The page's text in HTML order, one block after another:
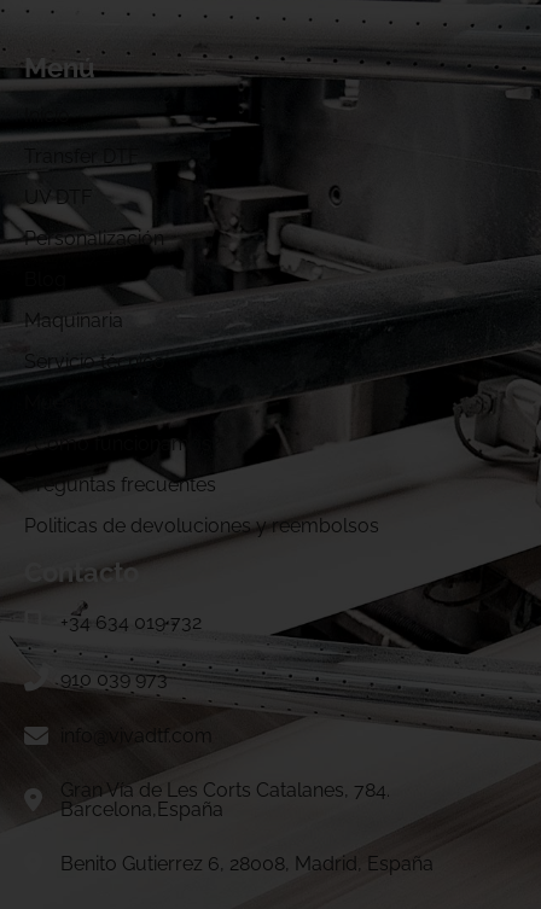
Menú
UV DTF
Personalización
Maquinaria
Servicio técnico
¿Cómo funcionamos?
Preguntas frecuentes
Politicas de devoluciones y reembolsos
Contacto
+34 634 019 732
910 039 973
info@vivadtf.com
Gran Vía de Les Corts Catalanes, 784.
Barcelona,España
Benito Gutierrez 6, 28008, Madrid, España